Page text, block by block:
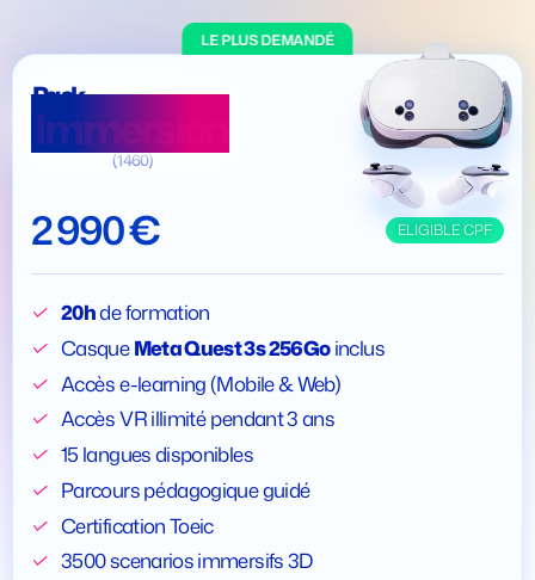
LE PLUS DEMANDÉ
Pack
Immersion
(1460)
2 990 € ELIGIBLE CPF
20hde formation
CasqueMeta Quest 3s 256Goinclus
Accès e-learning (Mobile & Web)
Accès VR illimité pendant 3 ans
15 langues disponibles
Parcours pédagogique guidé
Certification Toeic
3500 scenarios immersifs 3D